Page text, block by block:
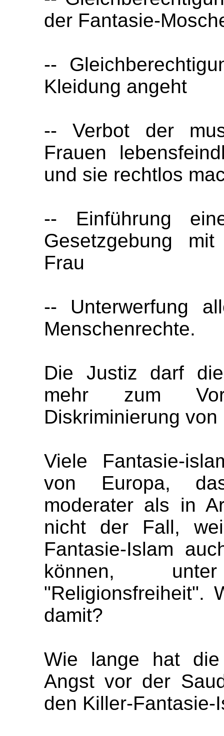
der Fantasie-
--
Kleidung angeht
-- Verbot der
Frauen
und sie rechtlos
-- Einführung
Gesetzgebung
Frau
-- Unterwerfung
Menschenrechte.
Die Justiz darf
mehr zum
Diskriminierung
Viele Fantasie-
von Europa,
moderater als in
nicht der Fall,
Fantasie-Islam
können,
"Religionsfreiheit".
damit?
Wie lange hat
Angst vor der
den Killer-Fantasie-